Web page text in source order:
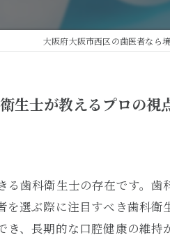
入れ歯治療
大阪府大阪市西区の歯医者なら
生士が教えるプロの視
歯科衛生士の存在です。
選ぶ際に注目すべき歯科
、長期的な口腔健康の維持